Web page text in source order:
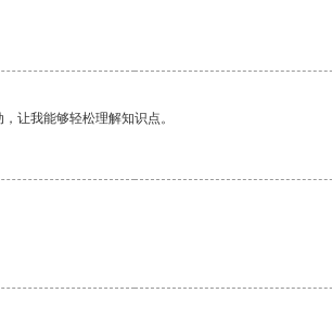
让我能够轻松理解知识点。